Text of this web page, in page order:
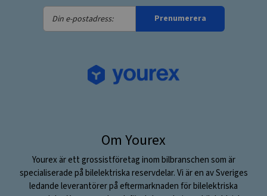
Din
e-
Prenumerera
Om Yourex
Yourex är ett grossistföretag inom bilbranschen som är
specialiserade på bilelektriska reservdelar. Vi är en av Sveriges
ledande leverantörer på eftermarknaden för bilelektriska